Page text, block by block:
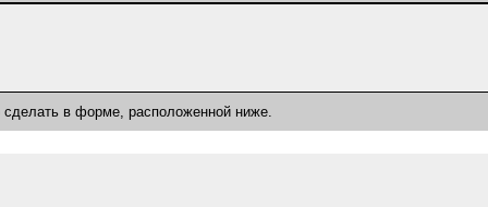
сделать в форме, расположенной ниже.